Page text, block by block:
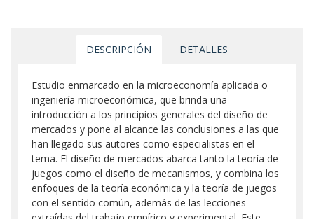
DESCRIPCIÓN DETALLES
Estudio enmarcado en la microeconomía aplicada o
ingeniería microeconómica, que brinda una
introducción a los principios generales del diseño de
mercados y pone al alcance las conclusiones a las que
han llegado sus autores como especialistas en el
tema. El diseño de mercados abarca tanto la teoría de
juegos como el diseño de mecanismos, y combina los
enfoques de la teoría económica y la teoría de juegos
con el sentido común, además de las lecciones